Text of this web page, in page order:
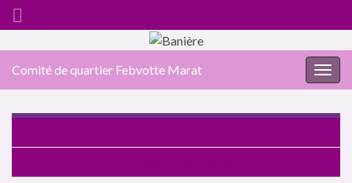
Comité de quartier Febvotte Marat